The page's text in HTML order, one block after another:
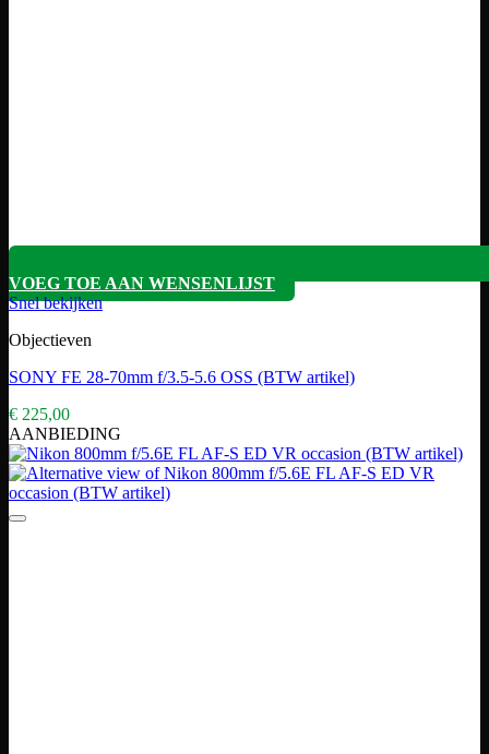
VOEG TOE AAN WENSENLIJST
Snel bekijken
Objectieven
SONY FE 28-70mm f/3.5-5.6 OSS (BTW artikel)
€ 225,00
AANBIEDING